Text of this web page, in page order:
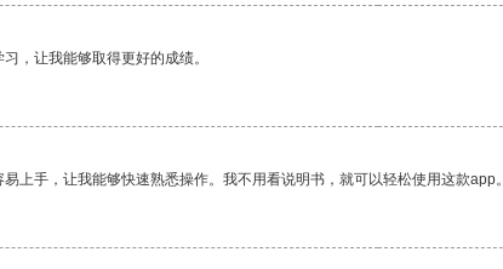
，让我能够取得更好的成绩。
上手，让我能够快速熟悉操作。我不用看说明书，就可以轻松使用这款app。